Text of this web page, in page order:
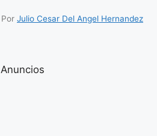
Por Julio Cesar Del Angel Hernandez
Anuncios